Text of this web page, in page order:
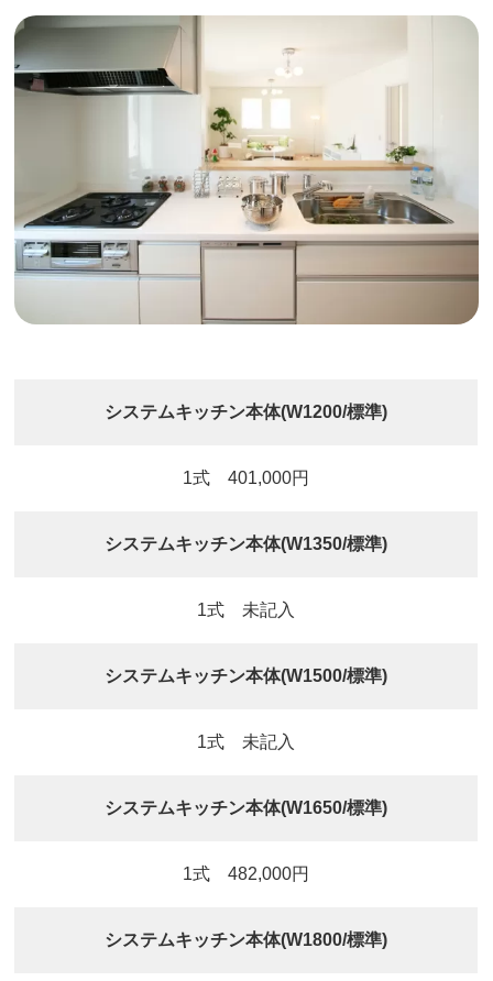
システムキッチン本体(W1200/標準)
1式 401,000円
システムキッチン本体(W1350/標準)
1式 未記入
システムキッチン本体(W1500/標準)
1式 未記入
システムキッチン本体(W1650/標準)
1式 482,000円
システムキッチン本体(W1800/標準)